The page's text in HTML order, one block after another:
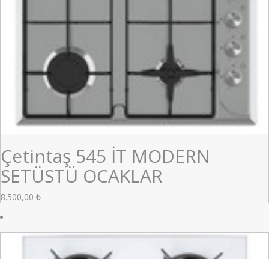
Çetintaş 545 İT MODERN
SETÜSTÜ OCAKLAR
8.500,00 ₺